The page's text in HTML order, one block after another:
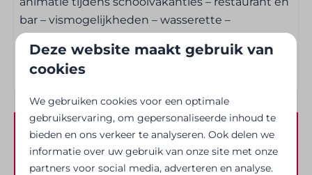
Bedlinnen beschikbaar (supplement)
2 x 1 persoonsbed
Gemeenschappelijk sanitair
Keuken
bar – vismogelijkheden – wasserette –
rolstoelvriendelijk – gratis parking
Beschikbaarheid en prijs
Deze website maakt gebruik van
cookies
We gebruiken cookies voor een optimale
gebruikservaring, om gepersonaliseerde inhoud te
bieden en ons verkeer te analyseren. Ook delen we
informatie over uw gebruik van onze site met onze
partners voor social media, adverteren en analyse.